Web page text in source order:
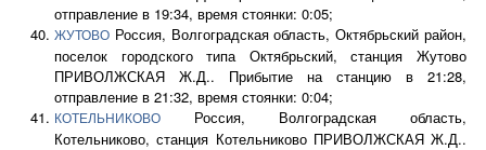
отправление в 19:34, время стоянки: 0:05;
ЖУТОВО Россия, Волгоградская область, Октябрьский район,
поселок городского типа Октябрьский, станция Жутово
ПРИВОЛЖСКАЯ Ж.Д.. Прибытие на станцию в 21:28,
отправление в 21:32, время стоянки: 0:04;
КОТЕЛЬНИКОВО
Россия, Волгоградская область,
Котельниково, станция Котельниково ПРИВОЛЖСКАЯ Ж.Д..